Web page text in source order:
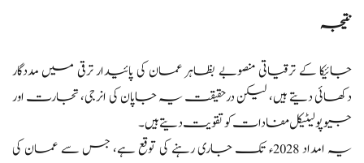
نتیجہ
جائیکا کے ترقیاتی منصوبے بظاہر عمان کی پائیدار ترقی میں مددگار
دکھائی دیتے ہیں، لیکن درحقیقت یہ جاپان کی انرجی، تجارت اور
جیوپولیٹیکل مفادات کو تقویت دیتے ہیں۔
یہ امداد 2028ء تک جاری رہنے کی توقع ہے، جس سے عمان کی